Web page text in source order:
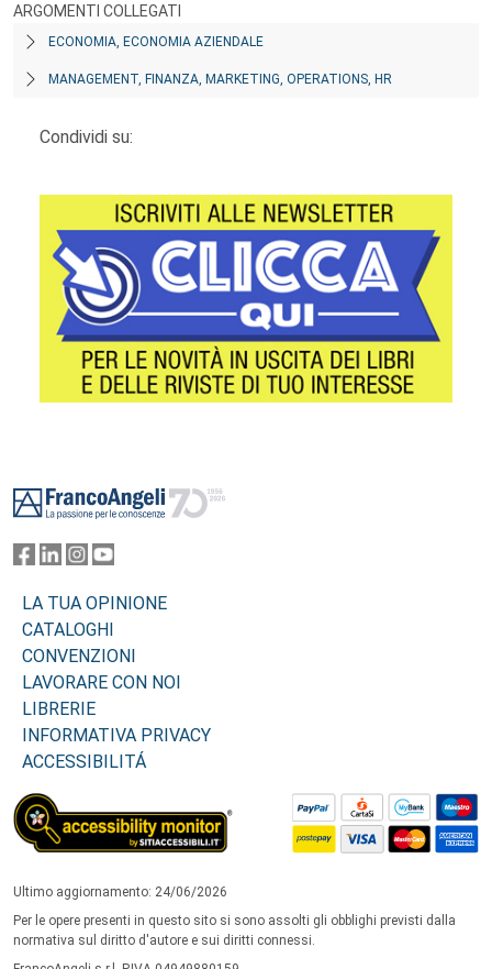
ARGOMENTI COLLEGATI
ECONOMIA, ECONOMIA AZIENDALE
MANAGEMENT, FINANZA, MARKETING, OPERATIONS, HR
Condividi su:
LA TUA OPINIONE
CATALOGHI
CONVENZIONI
LAVORARE CON NOI
LIBRERIE
INFORMATIVA PRIVACY
ACCESSIBILITÁ
Ultimo aggiornamento: 24/06/2026
Per le opere presenti in questo sito si sono assolti gli obblighi previsti dalla
normativa sul diritto d'autore e sui diritti connessi.